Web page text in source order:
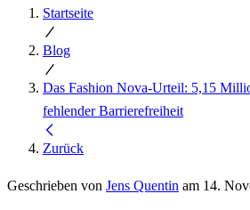
Startseite
Blog
Das Fashion Nova-Urteil: 5,15
fehlender Barrierefreiheit
Zurück
Geschrieben von Jens Quentin am 14.